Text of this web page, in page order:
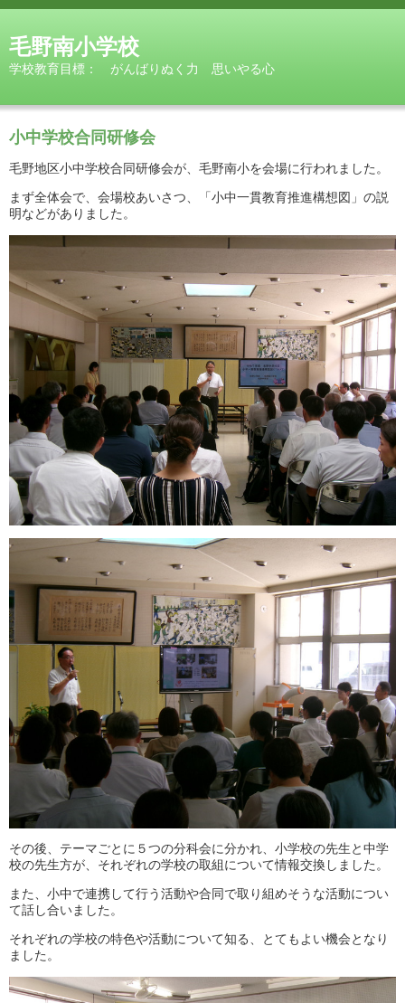
毛野南小学校
学校教育目標： がんばりぬく力 思いやる心
小中学校合同研修会
毛野地区小中学校合同研修会が、毛野南小を会場に行われました。
まず全体会で、会場校あいさつ、「小中一貫教育推進構想図」の説
明などがありました。
その後、テーマごとに５つの分科会に分かれ、小学校の先生と中学
校の先生方が、それぞれの学校の取組について情報交換しました。
また、小中で連携して行う活動や合同で取り組めそうな活動につい
て話し合いました。
それぞれの学校の特色や活動について知る、とてもよい機会となり
ました。